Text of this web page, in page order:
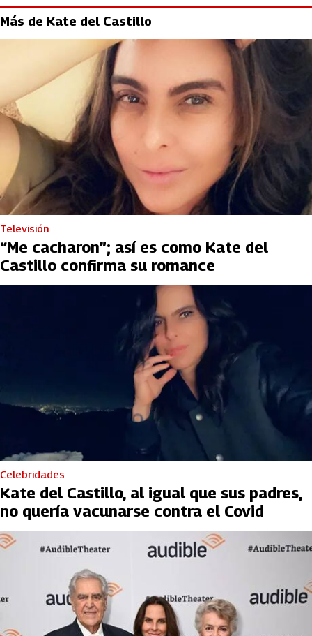
Más de Kate del Castillo
Televisión
“Me cacharon”; así es como Kate del
Castillo confirma su romance
Celebridades
Kate del Castillo, al igual que sus padres,
no quería vacunarse contra el Covid